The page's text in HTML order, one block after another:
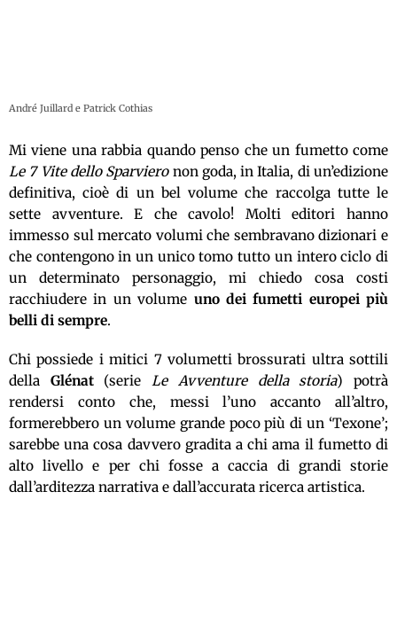
André Juillard e Patrick Cothias
Mi viene una rabbia quando penso che un fumetto come
Le 7 Vite dello Sparvieronon goda, in Italia, di un’edizione
definitiva, cioè di un bel volume che raccolga tutte le
sette avventure. E che cavolo! Molti editori hanno
immesso sul mercato volumi che sembravano dizionari e
che contengono in un unico tomo tutto un intero ciclo di
un determinato personaggio, mi chiedo cosa costi
racchiudere in un volume uno dei fumetti europei più
belli di sempre.
Chi possiede i mitici 7 volumetti brossurati ultra sottili
della Glénat(serieLe Avventure della storia) potrà
rendersi conto che, messi l’uno accanto all’altro,
formerebbero un volume grande poco più di un ‘Texone’;
sarebbe una cosa davvero gradita a chi ama il fumetto di
alto livello e per chi fosse a caccia di grandi storie
dall’arditezza narrativa e dall’accurata ricerca artistica.